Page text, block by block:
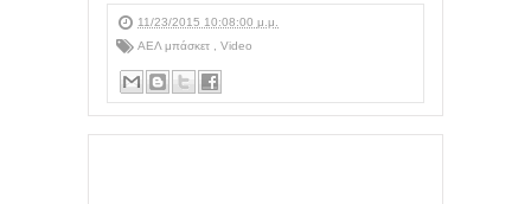
11/23/2015 10:08:00 μ.μ.
ΑΕΛ μπάσκετ
Video